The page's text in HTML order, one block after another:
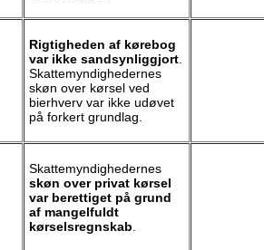
Rigtigheden af kørebog
var ikke sandsynliggjort.
Skattemyndighedernes
skøn over kørsel ved
bierhverv var ikke udøvet
på forkert grundlag.
Skattemyndighedernes
skøn over privat kørsel
var berettiget på grund
af mangelfuldt
kørselsregnskab